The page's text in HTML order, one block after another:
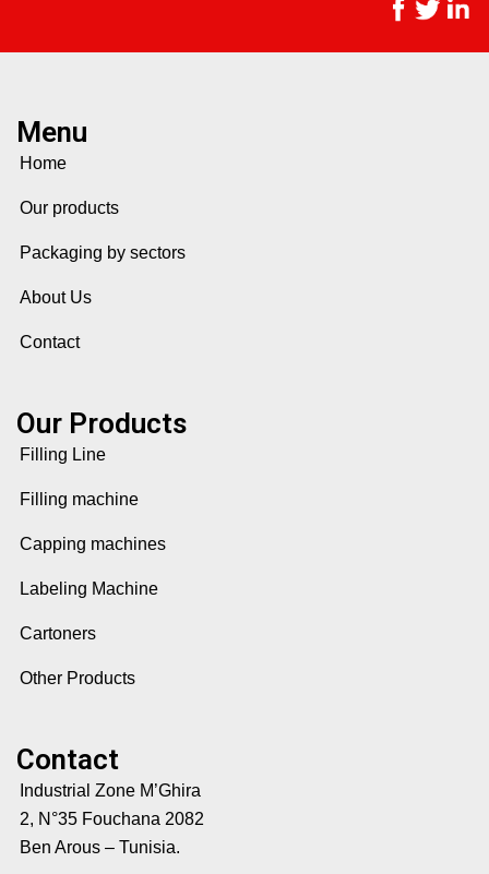
Menu
Home
Our products
Packaging by sectors
About Us
Contact
Our Products
Filling Line
Filling machine
Capping machines
Labeling Machine
Cartoners
Other Products
Contact
Industrial Zone M’Ghira
2, N°35 Fouchana 2082
Ben Arous – Tunisia.